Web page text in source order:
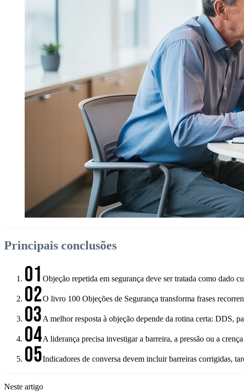
Principais conclusões
01 Objeção repetida em segurança deve ser tratada como dado
02O livro 100 Objeções de Segurança transforma frases
03 A melhor resposta à objeção depende da rotina certa: DDS,
04A liderança precisa investigar a barreira, a pressão ou a
05Indicadores de conversa devem incluir barreiras corrigidas,
Neste artigo